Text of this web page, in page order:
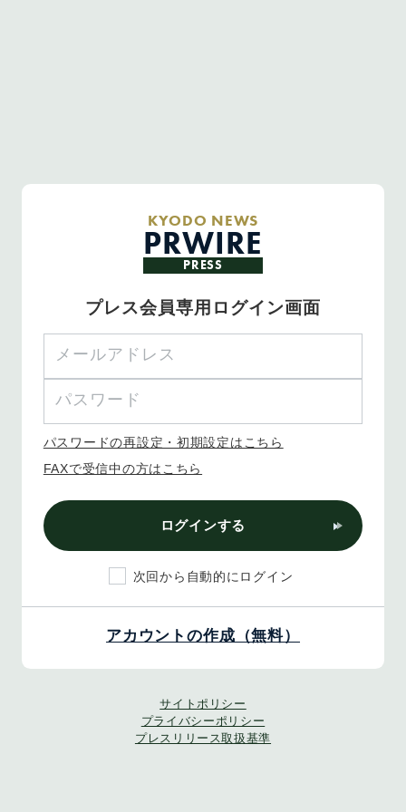
KYODO NEWS
PRWIRE
PRESS
プレス会員専用ログイン画面
パスワードの再設定・初期設定はこちら
FAXで受信中の方はこちら
ログインする
次回から自動的にログイン
アカウントの作成（無料）
サイトポリシー
プライバシーポリシー
プレスリリース取扱基準